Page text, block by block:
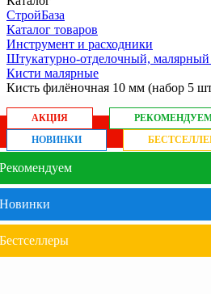
СтройБаза
Каталог товаров
Инструмент и расходники
Штукатурно-отделочный, малярный
Кисти малярные
Кисть филёночная 10 мм (набор 5
АКЦИЯ
НОВИНКИ
Рекомендуем
Новинки
Бестселлеры